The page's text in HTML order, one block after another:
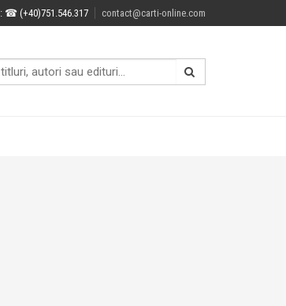
: ☎ (+40)751.546.317 contact@carti-online.com